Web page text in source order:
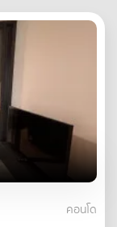
คอนโด